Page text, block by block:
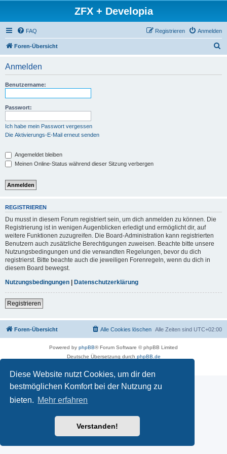
Diese Website nutzt Cookies, um dir den
bestmöglichen Komfort bei der Nutzung zu
bieten. Mehr erfahren
Verstanden!
ZFX + Developia
FAQ Anmelden
Registrieren
Foren-Übersicht
Anmelden
Benutzername:
Passwort:
Ich habe mein Passwort vergessen
Die Aktivierungs-E-Mail erneut senden
Angemeldet bleiben
Meinen Online-Status während dieser Sitzung verbergen
REGISTRIEREN
Du musst in diesem Forum registriert sein, um dich anmelden zu können. Die
Registrierung ist in wenigen Augenblicken erledigt und ermöglicht dir, auf
weitere Funktionen zuzugreifen. Die Board-Administration kann registrierten
Benutzern auch zusätzliche Berechtigungen zuweisen. Beachte bitte unsere
Nutzungsbedingungen und die verwandten Regelungen, bevor du dich
registrierst. Bitte beachte auch die jeweiligen Forenregeln, wenn du dich in
diesem Board bewegst.
Nutzungsbedingungen | Datenschutzerklärung
Registrieren
Foren-Übersicht Alle Zeiten sind UTC+02:00
Alle Cookies löschen
Powered by phpBB® Forum Software © phpBB Limited
Deutsche Übersetzung durch phpBB.de